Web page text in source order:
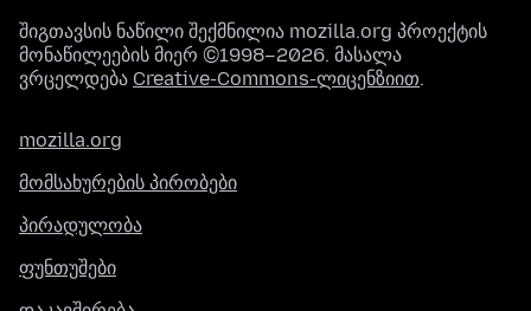
შიგთავსის ნაწილი შექმნილია mozilla.org პროექტის
მონაწილეების მიერ ©1998–2026. მასალა
ვრცელდება Creative-Commons-ლიცენზიით.
mozilla.org
მომსახურების პირობები
პირადულობა
ფუნთუშები